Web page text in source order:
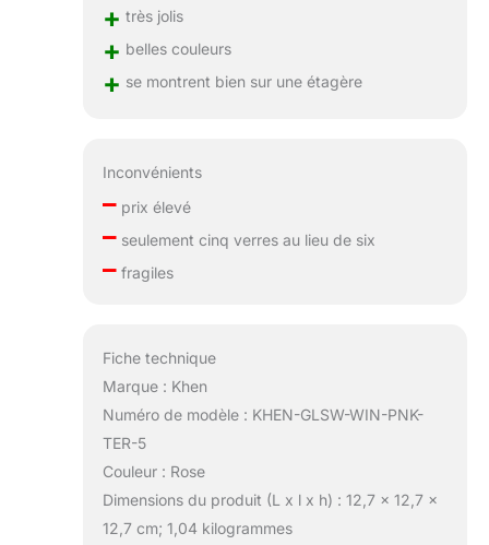
+ très jolis
+ belles couleurs
+ se montrent bien sur une étagère
Inconvénients
–prix élevé
–seulement cinq verres au lieu de six
–fragiles
Fiche technique
Marque : Khen
Numéro de modèle : KHEN-GLSW-WIN-PNK-
TER-5
Couleur : Rose
Dimensions du produit (L x l x h) : 12,7 x 12,7 x
12,7 cm; 1,04 kilogrammes